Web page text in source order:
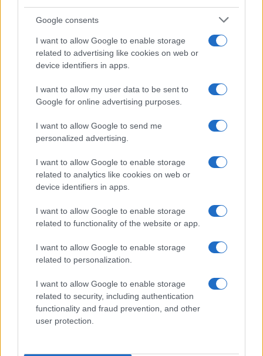
Google consents
I want to allow Google to enable storage
related to advertising like cookies on web or
device identifiers in apps.
I want to allow my user data to be sent to
Google for online advertising purposes.
I want to allow Google to send me
personalized advertising.
I want to allow Google to enable storage
related to analytics like cookies on web or
device identifiers in apps.
I want to allow Google to enable storage
related to functionality of the website or app.
I want to allow Google to enable storage
related to personalization.
I want to allow Google to enable storage
related to security, including authentication
functionality and fraud prevention, and other
user protection.
Facebook
Cookie Policy
Syndication
Globalist
Globalscience
Globalsport
Culture
Salute
Megachip
GiULia
Prima Pagina
Giornale dello
Spettacolo
Wondernet
Giuliana Sgrena